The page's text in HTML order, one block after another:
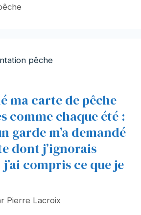
pêche
ma carte de pêche
comme chaque été :
garde m’a demandé
dont j’ignorais
j’ai compris ce que je
Pierre Lacroix